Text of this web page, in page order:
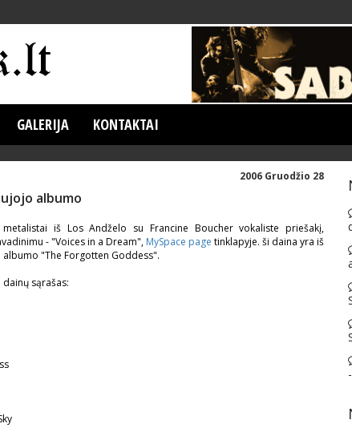
GALERIJA KONTAKTAI
2006 Gruodžio 28
albumo
- metalistai iš Los Andželo su Francine Boucher vokaliste priešakį,
- "Voices in a Dream", MySpace page tinklapyje. ši daina yra iš
"The Forgotten Goddess".
sąrašas: